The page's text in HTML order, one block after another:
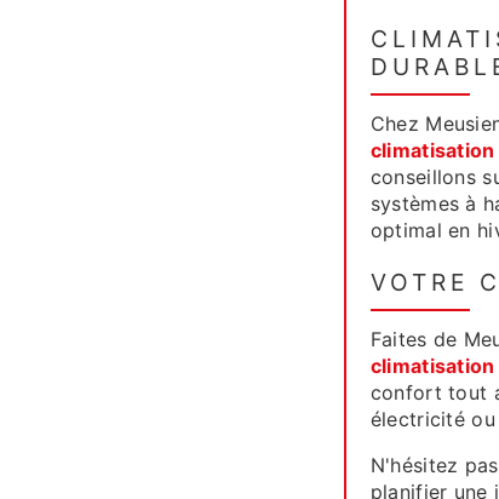
Chez
climatisation
conseillons
systèmes à
optimal en
VOTRE
Faites de
climatisation
confort tout
électricité
N'hésitez
planifier une